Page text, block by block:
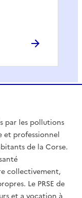
par les pollutions
et professionnel
de la Corse.
collectivement,
Le PRSE de